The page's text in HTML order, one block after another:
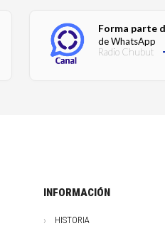
Forma parte
de WhatsApp
Radio Chubut
INFORMACIÓN
HISTORIA